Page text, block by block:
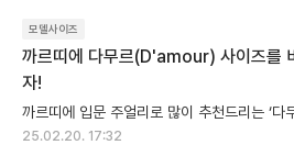
모델사이즈
까르띠에 다무르(D'amour) 사이즈를
자!
25.02.20. 17:32